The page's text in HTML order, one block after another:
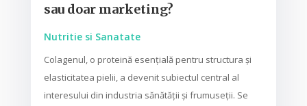
sau doar marketing?
Nutritie si Sanatate
Colagenul, o proteină esențială pentru structura și
elasticitatea pielii, a devenit subiectul central al
interesului din industria sănătății și frumuseții. Se